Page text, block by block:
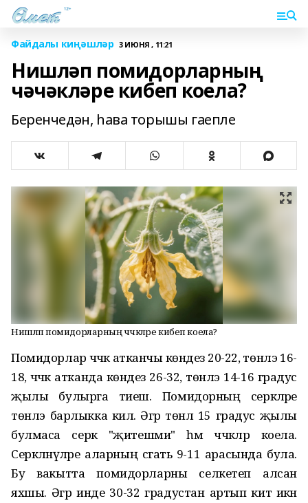
Файдалы киңәшләр 3 ИЮНЯ , 11:21
Нишләп помидорларның
чәчәкләре кибеп коела?
Беренчедән, һава торышы гаепле
Нишләп помидорларның чәчәкләре кибеп коела?
Помидорлар чәчәк атканчы көндез 20-22, төнлэ 16-
18, чәчәк атканда көндез 26-32, төнлэ 14-16 градус
җылы булырга тиеш. Помидорның серкәләре
төнлэ барлыкка килә. Әгәр төнлә 15 градус җылы
булмаса серкә "җитешми" һәм чәчәкләр коела.
Серкәләнүләре аларның сәгать 9-11 арасында була.
Бу вакытта помидорларны селкетеп алсан
яхшы. Әгәр инде 30-32 градустан артып китә икән